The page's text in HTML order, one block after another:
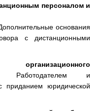
персоналом и
основания
с дистанционными
Работодателем и
приданием юридической